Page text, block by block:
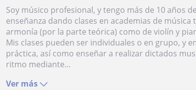
Soy músico profesional, y tengo más de 10 años
enseñanza dando clases en academias de
armonía (por la parte teórica) como de violín y
Mis clases pueden ser individuales o en grupo, y
práctica, así como enseñar a realizar dictados
ritmo mediante...
Ver más